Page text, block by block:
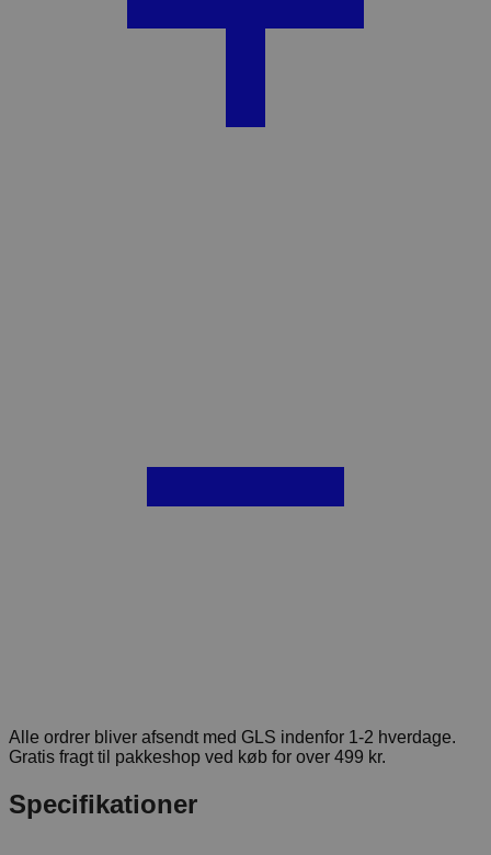
Alle ordrer bliver afsendt med GLS indenfor 1-2 hverdage.
Gratis fragt til pakkeshop ved køb for over 499 kr.
Specifikationer